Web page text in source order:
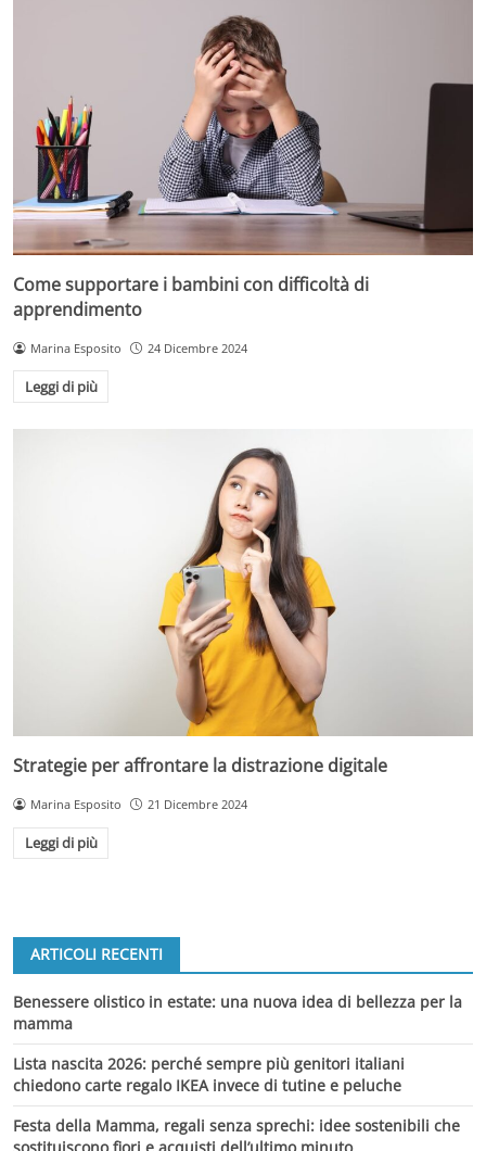
Come supportare i bambini con difficoltà di
apprendimento
Marina Esposito 24 Dicembre 2024
Leggi di più
Strategie per affrontare la distrazione digitale
Marina Esposito 21 Dicembre 2024
Leggi di più
ARTICOLI RECENTI
Benessere olistico in estate: una nuova idea di bellezza per la
mamma
Lista nascita 2026: perché sempre più genitori italiani
chiedono carte regalo IKEA invece di tutine e peluche
Festa della Mamma, regali senza sprechi: idee sostenibili che